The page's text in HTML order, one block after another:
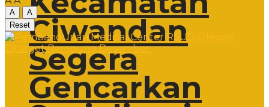
Ciwandan
Segera
Gencarkan
A
A
Reset